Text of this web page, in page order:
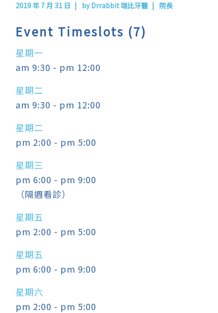
2019 年 7 月 31 日 byDrrabbit 瑞比牙醫 院長
Event Timeslots (7)
星期一
am 9:30 - pm 12:00
星期二
am 9:30 - pm 12:00
星期二
pm 2:00 - pm 5:00
星期三
pm 6:00 - pm 9:00
（隔週看診）
星期五
pm 2:00 - pm 5:00
星期五
pm 6:00 - pm 9:00
星期六
pm 2:00 - pm 5:00